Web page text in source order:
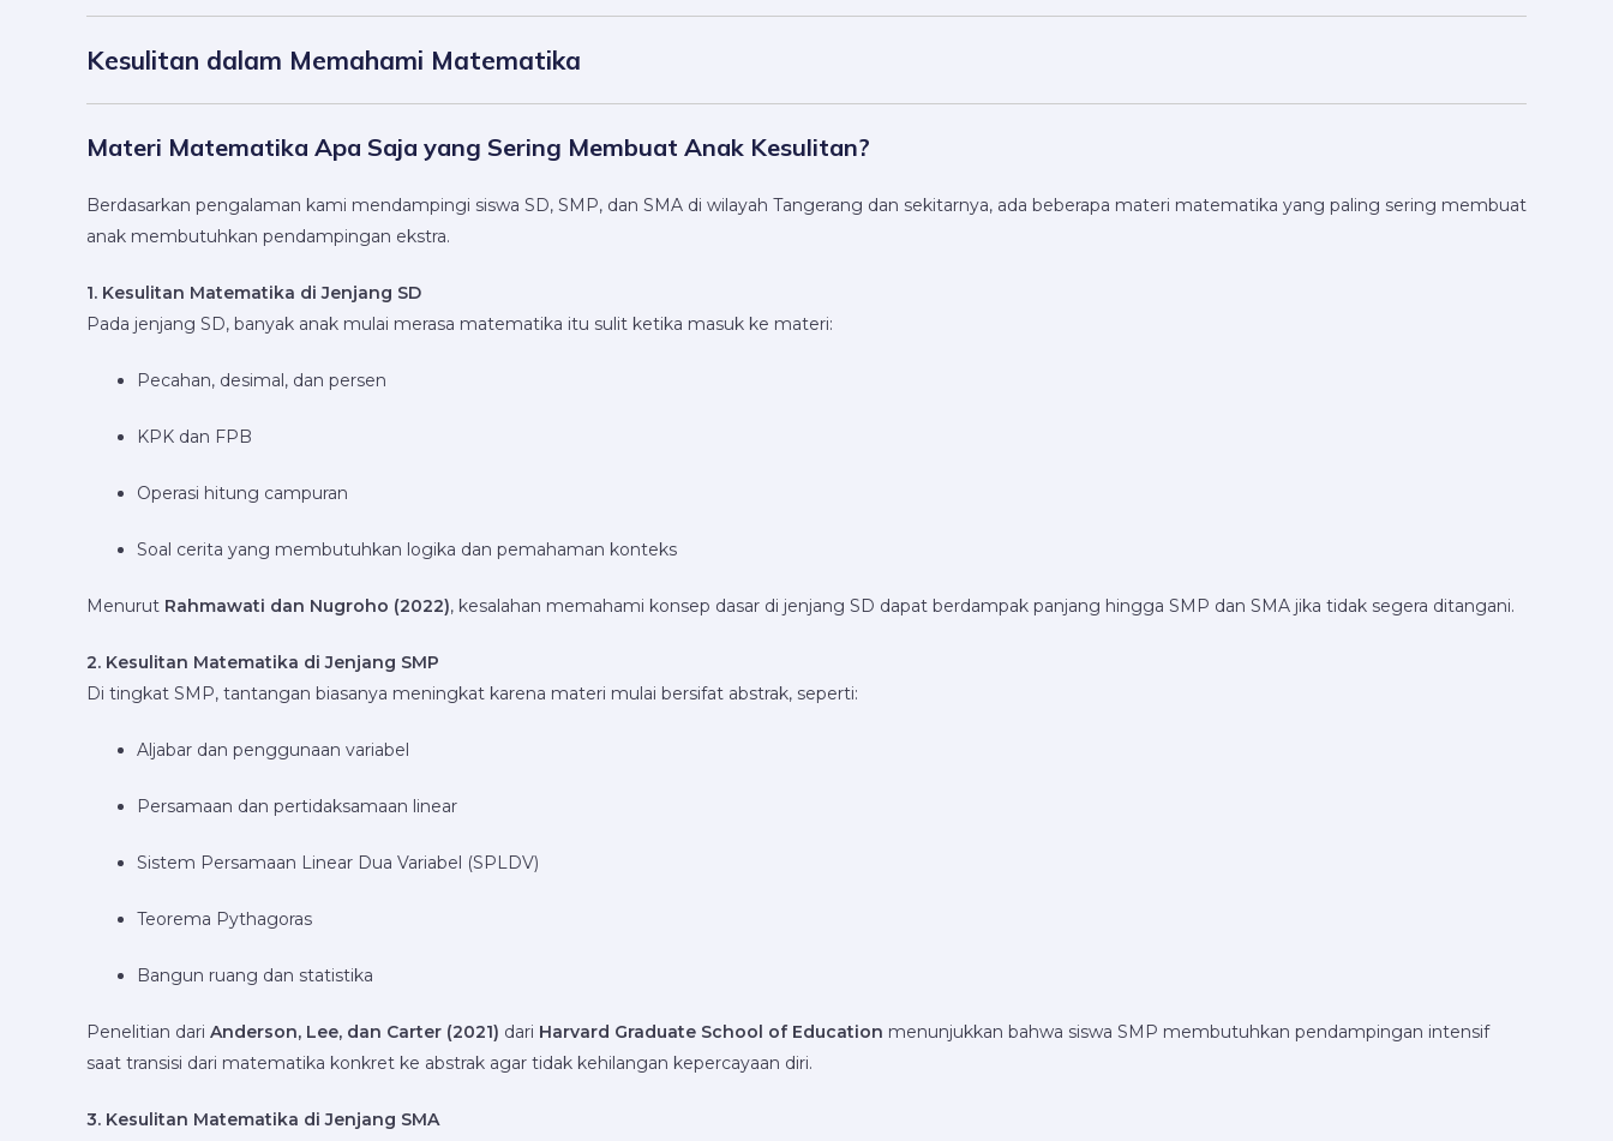
Kesulitan dalam Memahami Matematika
Materi Matematika Apa Saja yang Sering Membuat Anak Kesulitan?
Berdasarkan pengalaman kami mendampingi siswa SD, SMP, dan SMA di wilayah Tangerang dan sekitarnya, ada beberapa materi matematika yang paling sering membuat
anak membutuhkan pendampingan ekstra.
1. Kesulitan Matematika di Jenjang SD
Pada jenjang SD, banyak anak mulai merasa matematika itu sulit ketika masuk ke materi:
Pecahan, desimal, dan persen
KPK dan FPB
Operasi hitung campuran
Soal cerita yang membutuhkan logika dan pemahaman konteks
Menurut Rahmawati dan Nugroho (2022), kesalahan memahami konsep dasar di jenjang SD dapat berdampak panjang hingga SMP dan SMA jika tidak segera ditangani.
2. Kesulitan Matematika di Jenjang SMP
Di tingkat SMP, tantangan biasanya meningkat karena materi mulai bersifat abstrak, seperti:
Aljabar dan penggunaan variabel
Persamaan dan pertidaksamaan linear
Sistem Persamaan Linear Dua Variabel (SPLDV)
Teorema Pythagoras
Bangun ruang dan statistika
Penelitian dari Anderson, Lee, dan Carter (2021) dari Harvard Graduate School of Education menunjukkan bahwa siswa SMP membutuhkan pendampingan intensif
saat transisi dari matematika konkret ke abstrak agar tidak kehilangan kepercayaan diri.
3. Kesulitan Matematika di Jenjang SMA